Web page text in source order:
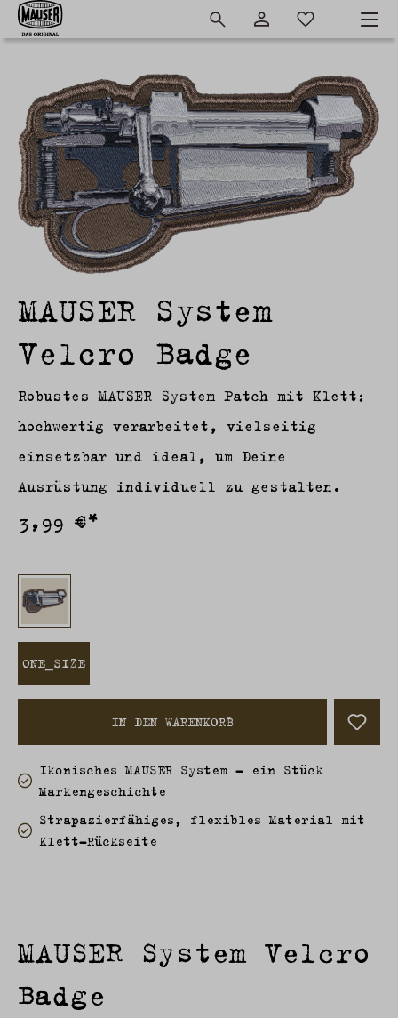
MAUSER System
Velcro Badge
Robustes MAUSER System Patch mit Klett:
hochwertig verarbeitet, vielseitig
einsetzbar und ideal, um Deine
Ausrüstung individuell zu gestalten.
3,99 €*
ONE_SIZE
IN DEN WARENKORB
Ikonisches MAUSER System – ein Stück
Marken­geschichte
Strapazierfähiges, flexibles Material mit
Klett-Rückseite
MAUSER System Velcro
Badge